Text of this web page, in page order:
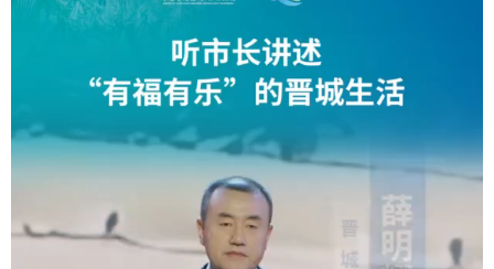
访谈 视频
中央文件 金融
人居 信息化 数字经济
学术中国 乡村振兴 银龄 溯源中国
旅游 会展
彩票 娱乐 悦读